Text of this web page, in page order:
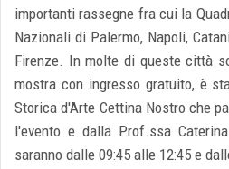
importanti rassegne fra cui la
Nazionali di Palermo, Napoli,
Firenze. In molte di queste città
mostra con ingresso gratuito, è
Storica d'Arte Cettina Nostro che
l'evento e dalla Prof.ssa
saranno dalle 09:45 alle 12:45 e